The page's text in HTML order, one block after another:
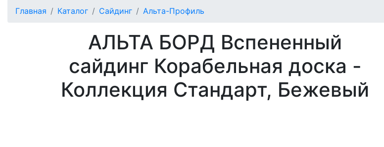
Главная Каталог Сайдинг Альта-Профиль
АЛЬТА БОРД Вспененный
сайдинг Корабельная доска -
Коллекция Стандарт, Бежевый